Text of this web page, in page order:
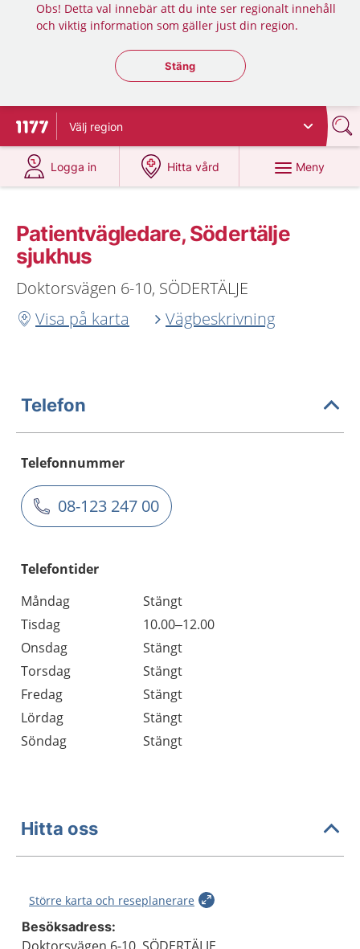
Obs! Detta val innebär att du inte ser regionalt innehåll
och viktig information som gäller just din region.
Stäng regionsväljaren
Stäng
Till startsidan för 1177
Välj region
Logga in
på 1177.se
Hitta vård
på 1177.se
Meny
Patientvägledare, Södertälje
sjukhus
Doktorsvägen 6-10, SÖDERTÄLJE
Visa på karta
Vägbeskrivning
Telefon
Telefonnummer
08-123 247 00
Telefontider
Måndag
Stängt
Tisdag
10.00–12.00
Onsdag
Stängt
Torsdag
Stängt
Fredag
Stängt
Lördag
Stängt
Söndag
Stängt
Hitta oss
Större karta och reseplanerare
Besöksadress: